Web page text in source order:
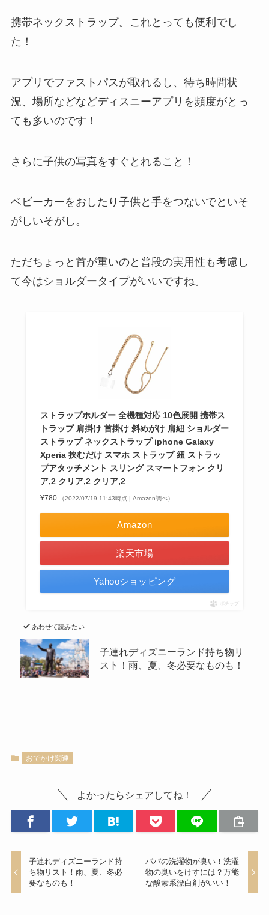
携帯ネックストラップ。これとっても便利でし
た！
アプリでファストパスが取れるし、待ち時間状
況、場所などなどディスニーアプリを頻度がとっ
ても多いのです！
さらに子供の写真をすぐとれること！
ベビーカーをおしたり子供と手をつないでといそ
がしいそがし。
ただちょっと首が重いのと普段の実用性も考慮し
て今はショルダータイプがいいですね。
ストラップホルダー 全機種対応 10色展開 携帯ス
トラップ 肩掛け 首掛け 斜めがけ 肩紐 ショルダー
ストラップ ネックストラップ iphone Galaxy
Xperia 挟むだけ スマホ ストラップ 紐 ストラッ
プアタッチメント スリング スマートフォン クリ
ア,2 クリア,2 クリア,2
¥780 （2022/07/19 11:43時点 | Amazon調べ）
Amazon
楽天市場
Yahooショッピング
ポチップ
あわせて読みたい
子連れディズニーランド持ち物リ
スト！雨、夏、冬必要なものも！
おでかけ関連
よかったらシェアしてね！
子連れディズニーランド持
ち物リスト！雨、夏、冬必
要なものも！
パパの洗濯物が臭い！洗濯
物の臭いをけすには？万能
な酸素系漂白剤がいい！